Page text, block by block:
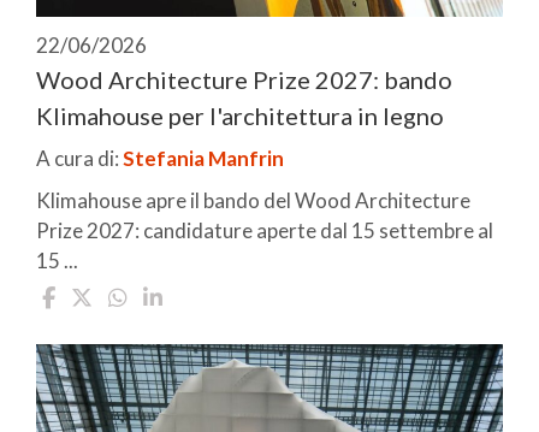
22/06/2026
Wood Architecture Prize 2027: bando
Klimahouse per l'architettura in legno
A cura di:Stefania Manfrin
Klimahouse apre il bando del Wood Architecture
Prize 2027: candidature aperte dal 15 settembre al
15 ...